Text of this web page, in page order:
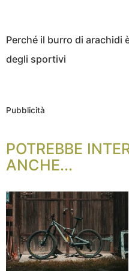
Perché il burro di arachidi
degli sportivi
Pubblicità
POTREBBE
ANCHE...